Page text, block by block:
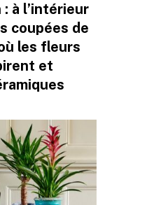
à l’intérieur
coupées de
les fleurs
et